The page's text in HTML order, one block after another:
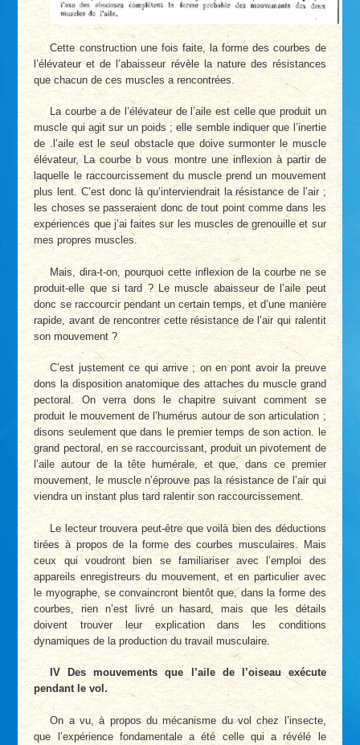
Cette construction une fois faite, la forme des courbes de
l’élévateur et de l’abaisseur révèle la nature des résistances
que chacun de ces muscles a rencontrées.
La courbe a de l’élévateur de l’aile est celle que produit un
muscle qui agit sur un poids ; elle semble indiquer que l’inertie
de .l’aile est le seul obstacle que doive surmonter le muscle
élévateur, La courbe b vous montre une inflexion à partir de
laquelle le raccourcissement du muscle prend un mouvement
plus lent. C’est donc là qu’interviendrait la résistance de l’air ;
les choses se passeraient donc de tout point comme dans les
expériences que j’ai faites sur les muscles de grenouille et sur
mes propres muscles.
Mais, dira-t-on, pourquoi cette inflexion de la courbe ne se
produit-elle que si tard ? Le muscle abaisseur de l’aile peut
donc se raccourcir pendant un certain temps, et d’une manière
rapide, avant de rencontrer cette résistance de l’air qui ralentit
son mouvement ?
C’est justement ce qui arrive ; on en pont avoir la preuve
dons la disposition anatomique des attaches du muscle grand
pectoral. On verra dons le chapitre suivant comment se
produit le mouvement de l’humérus autour de son articulation ;
disons seulement que dans le premier temps de son action. le
grand pectoral, en se raccourcissant, produit un pivotement de
l’aile autour de la tête humérale, et que, dans ce premier
mouvement, le muscle n’éprouve pas la résistance de l’air qui
viendra un instant plus tard ralentir son raccourcissement.
Le lecteur trouvera peut-être que voilà bien des déductions
tirées à propos de la forme des courbes musculaires. Mais
ceux qui voudront bien se familiariser avec l’emploi des
appareils enregistreurs du mouvement, et en particulier avec
le myographe, se convaincront bientôt que, dans la forme des
courbes, rien n’est livré un hasard, mais que les détails
doivent trouver leur explication dans les conditions
dynamiques de la production du travail musculaire.
IV Des mouvements que l’aile de l’oiseau exécute
pendant le vol.
On a vu, à propos du mécanisme du vol chez l’insecte,
que l’expérience fondamentale a été celle qui a révélé le